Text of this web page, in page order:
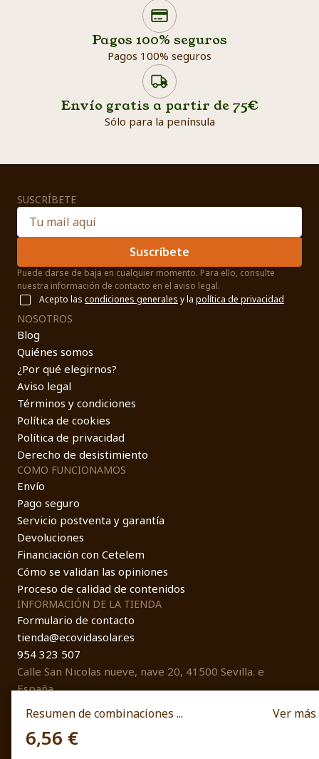
Resumen de combinaciones ... Ver más
6,56 €
Pagos 100% seguros
Pagos 100% seguros
Envío gratis a partir de 75€
Sólo para la península
Search products
SUSCRÍBETE
Suscríbete
Puede darse de baja en cualquier momento. Para ello, consulte
nuestra información de contacto en el aviso legal.
Acepto las condiciones generales y la política de privacidad
NOSOTROS
Blog
Quiénes somos
¿Por qué elegirnos?
Aviso legal
Términos y condiciones
Política de cookies
Política de privacidad
Derecho de desistimiento
COMO FUNCIONAMOS
Envío
Pago seguro
Servicio postventa y garantía
Devoluciones
Financiación con Cetelem
Cómo se validan las opiniones
Proceso de calidad de contenidos
INFORMACIÓN DE LA TIENDA
Formulario de contacto
tienda@ecovidasolar.es
954 323 507
Calle San Nicolas nueve, nave 20, 41500 Sevilla. e
España
© EcovidaSolar 2026